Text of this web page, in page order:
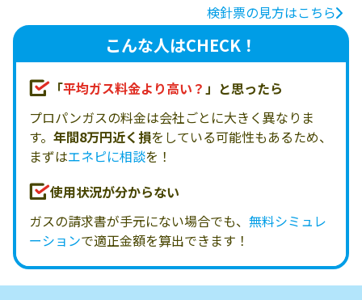
検針票の見方はこちら
こんな人はCHECK！
「平均ガス料金より高い？」と思ったら
プロパンガスの料金は会社ごとに大きく異なりま
す。 年間8万円近く損をしている可能性もあるため、
まずはエネピに相談を！
使用状況が分からない
ガスの請求書が手元にない場合でも、 無料シミュレ
ーションで適正金額を算出できます！